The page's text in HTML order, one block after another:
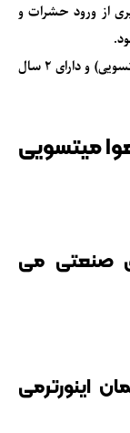
از ورود حشرات و
ساخت کشور ایران(شرکت صنعتی میتسویی) و دارای 2 سال
میتسویی
صنعتی می
اینورترمی